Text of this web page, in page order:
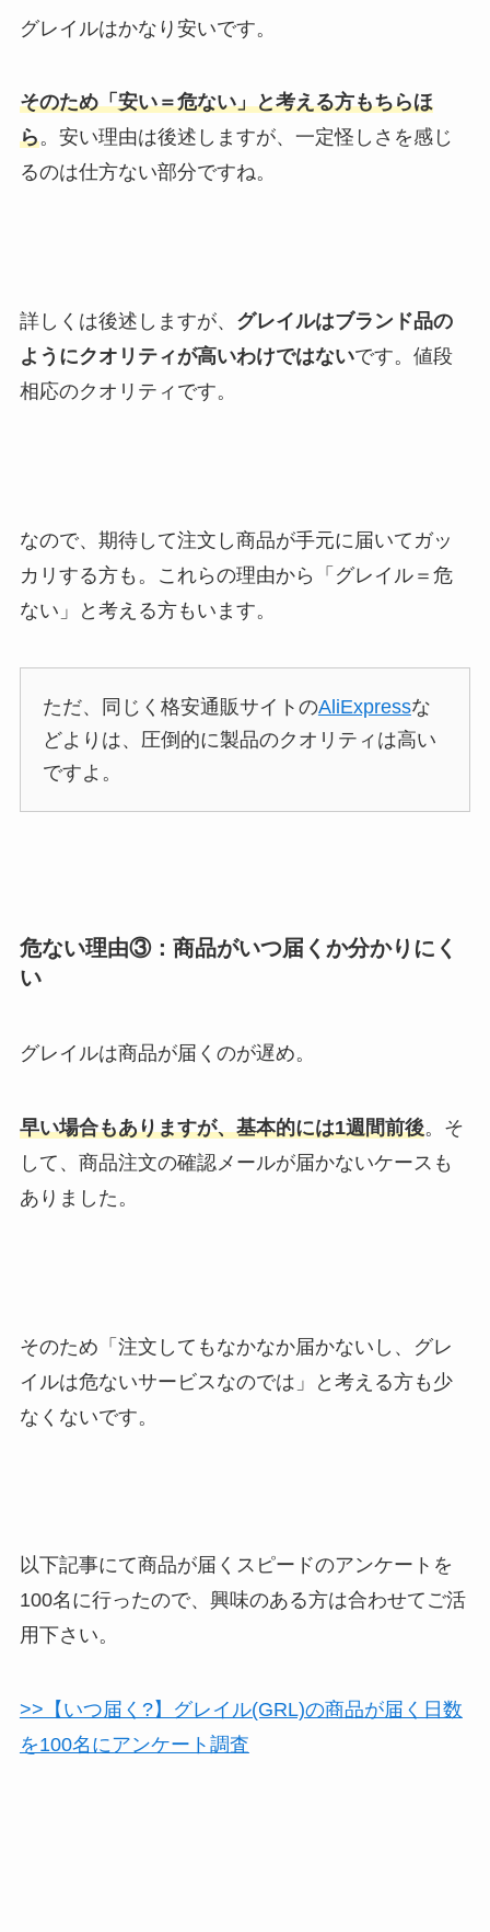
グレイルはかなり安いです。
そのため「安い＝危ない」と考える方もちらほ
ら。安い理由は後述しますが、一定怪しさを感じ
るのは仕方ない部分ですね。
詳しくは後述しますが、 グレイルはブランド品の
ようにクオリティが高いわけではないです。値段
相応のクオリティです。
なので、期待して注文し商品が手元に届いてガッ
カリする方も。これらの理由から「グレイル＝危
ない」と考える方もいます。
ただ、同じく格安通販サイトのAliExpressな
どよりは、圧倒的に製品のクオリティは高い
ですよ。
危ない理由③：商品がいつ届くか分かりにく
い
グレイルは商品が届くのが遅め。
早い場合もありますが、基本的には1週間前後。そ
して、商品注文の確認メールが届かないケースも
ありました。
そのため「注文してもなかなか届かないし、グレ
イルは危ないサービスなのでは」と考える方も少
なくないです。
以下記事にて商品が届くスピードのアンケートを
100名に行ったので、興味のある方は合わせてご活
用下さい。
>>【いつ届く?】グレイル(GRL)の商品が届く日数
を100名にアンケート調査